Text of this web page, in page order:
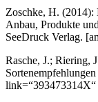
Zoschke, H. (2014):
Anbau, Produkte
SeeDruck Verlag.
Rasche, J.; Riering,